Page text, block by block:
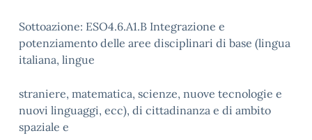
Sottoazione: ESO4.6.A1.B Integrazione e
potenziamento delle aree disciplinari di base (lingua
italiana, lingue
straniere, matematica, scienze, nuove tecnologie e
nuovi linguaggi, ecc), di cittadinanza e di ambito
spaziale e